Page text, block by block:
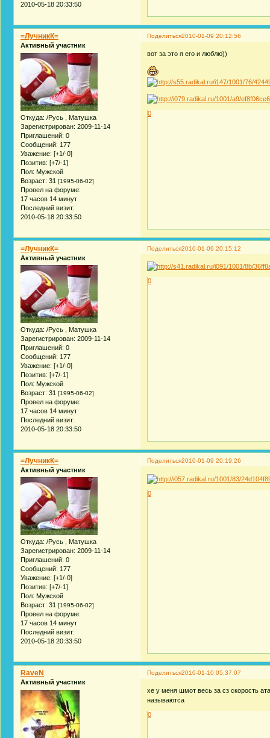
2010-05-18 20:33:50
Поделиться2010-01-09 20:12:56
=ЛучникК=
Активный участник
Откуда: /Русь , Матушка
Зарегистрирован: 2009-11-14
Приглашений: 0
Сообщений: 177
Уважение: [+1/-0]
Позитив: [+7/-1]
Пол: Мужской
Возраст: 31 [1995-06-02]
Провел на форуме:
17 часов 14 минут
Последний визит:
2010-05-18 20:33:50
вот за это я его и люблю))
0
Поделиться2010-01-09 20:15:12
=ЛучникК=
Активный участник
Откуда: /Русь , Матушка
Зарегистрирован: 2009-11-14
Приглашений: 0
Сообщений: 177
Уважение: [+1/-0]
Позитив: [+7/-1]
Пол: Мужской
Возраст: 31 [1995-06-02]
Провел на форуме:
17 часов 14 минут
Последний визит:
2010-05-18 20:33:50
0
Поделиться2010-01-09 20:19:26
=ЛучникК=
Активный участник
Откуда: /Русь , Матушка
Зарегистрирован: 2009-11-14
Приглашений: 0
Сообщений: 177
Уважение: [+1/-0]
Позитив: [+7/-1]
Пол: Мужской
Возраст: 31 [1995-06-02]
Провел на форуме:
17 часов 14 минут
Последний визит:
2010-05-18 20:33:50
0
Поделиться2010-01-10 05:37:07
RaveN
Активный участник
хе у меня шмот весь за сз скорость
называютса
0